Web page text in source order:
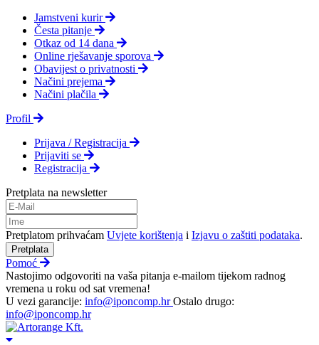
Jamstveni kurir
Česta pitanje
Otkaz od 14 dana
Online rješavanje sporova
Obavijest o privatnosti
Načini prejema
Načini plačila
Profil
Prijava / Registracija
Prijaviti se
Registracija
Pretplata na newsletter
Pretplatom prihvaćam Uvjete korištenja i Izjavu o zaštiti podataka.
Pretplata
Pomoć
Nastojimo odgovoriti na vaša pitanja e-mailom tijekom radnog
vremena u roku od sat vremena!
U vezi garancije: info@iponcomp.hrOstalo drugo:
info@iponcomp.hr